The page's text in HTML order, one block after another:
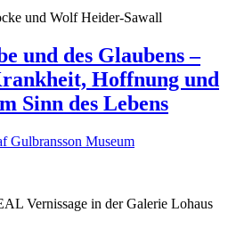
und des Glaubens –
Hoffnung und
Sinn des Lebens
Gulbransson Museum